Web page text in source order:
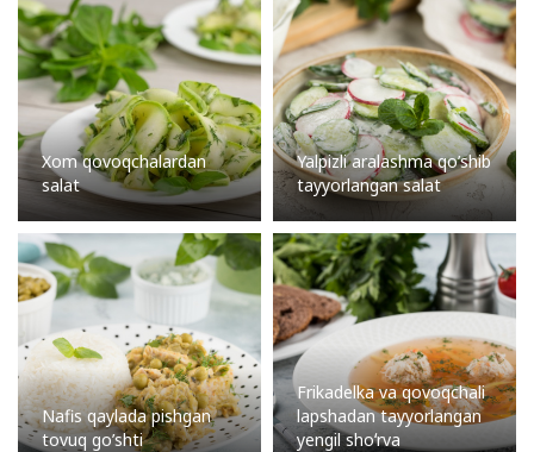
Xom qovoqchalardan
salat
Yalpizli aralashma qo’shib
tayyorlangan salat
Nafis qaylada pishgan
tovuq go’shti
Frikadelka va qovoqchali
lapshadan tayyorlangan
yengil shoʻrva